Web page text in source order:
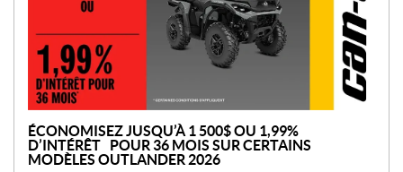
o
n
ÉCONOMISEZ JUSQU’À 1 500$ OU 1,99%
D’INTÉRÊT POUR 36 MOIS SUR CERTAINS
MODÈLES OUTLANDER 2026